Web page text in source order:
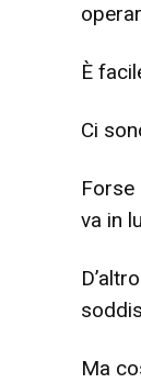
È
Ci
Forse
va in
Ma